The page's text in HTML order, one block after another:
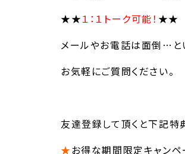
★★１：１トーク可能！ ★★
メールやお電話は面倒…と
お気軽にご質問ください。
友達登録して頂くと下記特
★お得な期間限定キャンペ